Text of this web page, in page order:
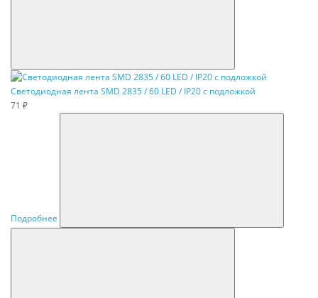
Светодиодная лента SMD 2835 / 60 LED / IP20 с подложкой
71 ₽
Подробнее